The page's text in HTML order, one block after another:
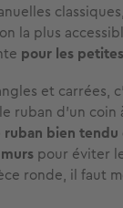
classiques,
la plus
pour les
et carrées,
ruban d'un coin
ruban bien tendu
pour éviter
ronde, il faut